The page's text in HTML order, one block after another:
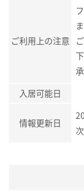
ご利用上の注意
入居可能日
情報更新日